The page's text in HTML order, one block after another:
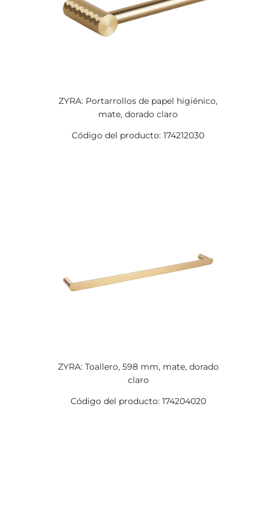
ZYRA: Portarrollos de papel higiénico,
mate, dorado claro
Código del producto: 174212030
ZYRA: Toallero, 598 mm, mate, dorado
claro
Código del producto: 174204020